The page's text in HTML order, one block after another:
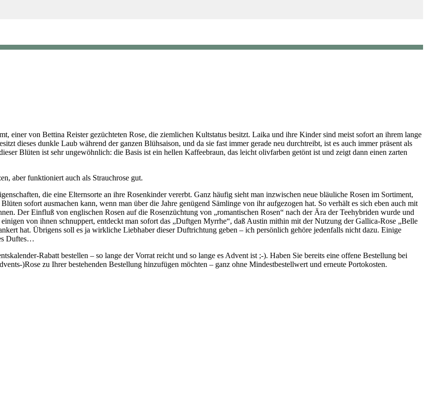
einer von Bettina Reister gezüchteten Rose, die ziemlichen Kultstatus besitzt. Laika und ihre Kinder sind meist sofort an ihrem lange
dieses dunkle Laub während der ganzen Blühsaison, und da sie fast immer gerade neu durchtreibt, ist es auch immer präsent als
Blüten ist sehr ungewöhnlich: die Basis ist ein hellen Kaffeebraun, das leicht olivfarben getönt ist und zeigt dann einen zarten
aber funktioniert auch als Strauchrose gut.
die eine Elternsorte an ihre Rosenkinder vererbt. Ganz häufig sieht man inzwischen neue bläuliche Rosen im Sortiment,
sofort ausmachen kann, wenn man über die Jahre genügend Sämlinge von ihr aufgezogen hat. So verhält es sich eben auch mit
Der Einfluß von englischen Rosen auf die Rosenzüchtung von „romantischen Rosen“ nach der Ära der Teehybriden wurde und
von ihnen schnuppert, entdeckt man sofort das „Duftgen Myrrhe“, daß Austin mithin mit der Nutzung der Gallica-Rose „Belle
hat. Übrigens soll es ja wirkliche Liebhaber dieser Duftrichtung geben – ich persönlich gehöre jedenfalls nicht dazu. Einige
Duftes…
Rabatt bestellen – so lange der Vorrat reicht und so lange es Advent ist ;-). Haben Sie bereits eine offene Bestellung bei
)Rose zu Ihrer bestehenden Bestellung hinzufügen möchten – ganz ohne Mindestbestellwert und erneute Portokosten.